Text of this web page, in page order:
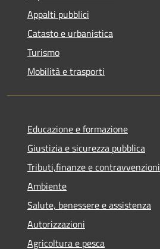
Appalti pubblici
Catasto e urbanistica
Turismo
Mobilità e trasporti
Educazione e formazione
Giustizia e sicurezza pubblica
Tributi,finanze e contravvenzioni
Ambiente
Salute, benessere e assistenza
Autorizzazioni
Agricoltura e pesca